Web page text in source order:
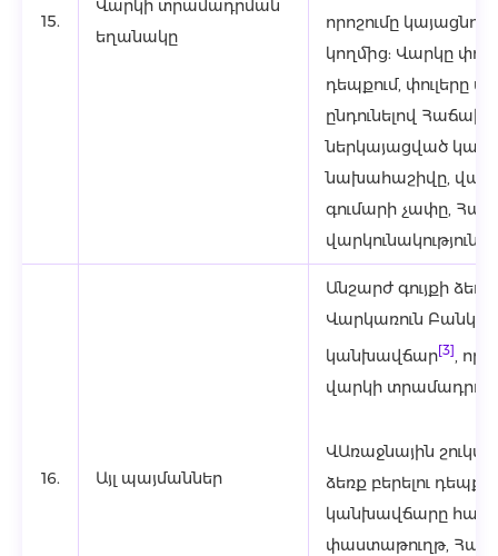
15.
Վարկի տրամադրման
եղանակը
որոշումը
կողմից: Վարկը
դեպքում, փուլերը
ընդունելով
ներկայացված
նախահաշիվը,
գումարի չափը,
վարկունակությունը:
16. Այլ պայմաններ
Անշարժ գույքի
Վարկառուն
կանխավճար[3] ,
վարկի
ՎԱռաջնային
ձեռք բերելու
կանխավճարը
փաստաթուղթ,